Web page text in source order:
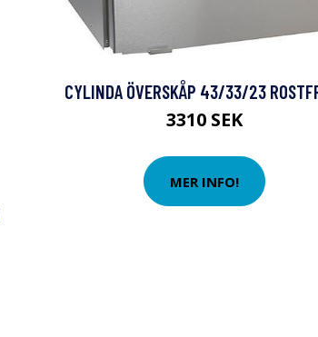
CYLINDA ÖVERSKÅP 43/33/23
3310 SEK
MER INFO!